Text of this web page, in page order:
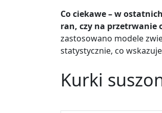
Co ciekawe – w
ran, czy na
zastosowano modele
statystycznie, co
Kurki